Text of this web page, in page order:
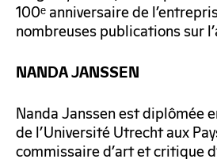
100ᵉ anniversaire de
nombreuses publications sur
NANDA JANSSEN
Nanda Janssen est diplômée
de l’Université Utrecht aux
commissaire d’art et critique